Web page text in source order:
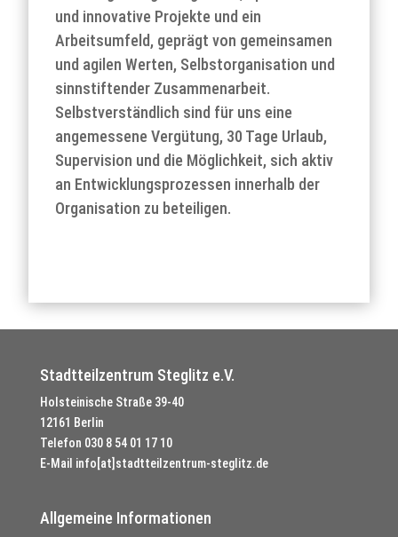
und innovative Projekte und ein
Arbeitsumfeld, geprägt von gemeinsamen
und agilen Werten, Selbstorganisation und
sinnstiftender Zusammenarbeit.
Selbstverständlich sind für uns eine
angemessene Vergütung, 30 Tage Urlaub,
Supervision und die Möglichkeit, sich aktiv
an Entwicklungsprozessen innerhalb der
Organisation zu beteiligen.
Stadtteilzentrum Steglitz e.V.
Holsteinische Straße 39-40
12161 Berlin
Telefon 030 8 54 01 17 10
E-Mail info[at]stadtteilzentrum-steglitz.de
Allgemeine Informationen